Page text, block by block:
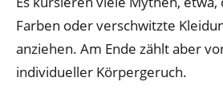
Farben oder verschwitzte
anziehen. Am Ende zählt aber
individueller Körpergeruch.